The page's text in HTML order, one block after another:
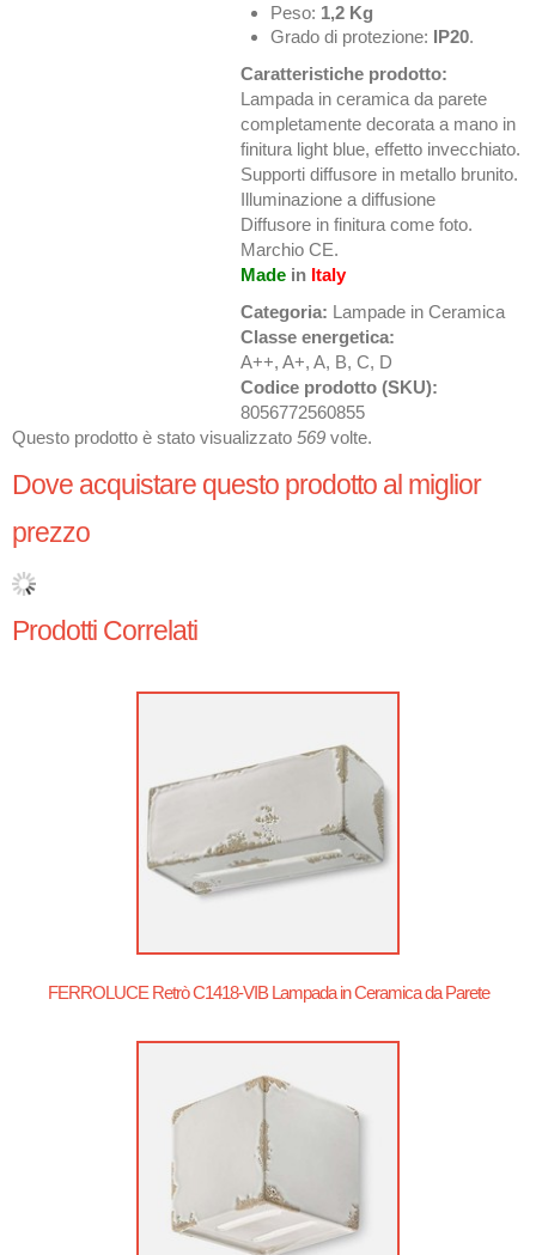
Peso: 1,2 Kg
Grado di protezione: IP20.
Caratteristiche prodotto:
Lampada in ceramica da parete
completamente decorata a mano in
finitura light blue, effetto invecchiato.
Supporti diffusore in metallo brunito.
Illuminazione a diffusione
Diffusore in finitura come foto.
Marchio CE.
Made in Italy
Categoria: Lampade in Ceramica
Classe energetica:
A++, A+, A, B, C, D
Codice prodotto (SKU):
8056772560855
Questo prodotto è stato visualizzato 569 volte.
Dove acquistare questo prodotto al miglior
prezzo
Prodotti Correlati
FERROLUCE Retrò C1418-VIB Lampada in Ceramica da Parete